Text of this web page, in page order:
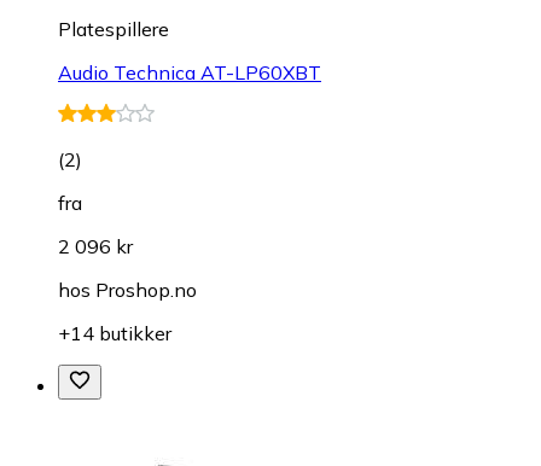
Platespillere
Audio Technica AT-LP60XBT
(2)
fra
2 096 kr
hos Proshop.no
+14 butikker